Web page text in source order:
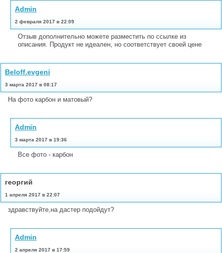
Admin
2 февраля 2017 в 22:09
Отзыв дополнительно можете разместить по ссылке из
описания. Продукт не идеален, но соответствует своей цене
Beloff.evgeni
3 марта 2017 в 08:17
На фото карбон и матовый?
Admin
3 марта 2017 в 19:36
Все фото - карбон
георгий
1 апреля 2017 в 22:07
здравствуйте,на дастер подойдут?
Admin
2 апреля 2017 в 17:59